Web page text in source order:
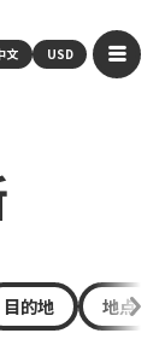
文 USD
目的地 地点